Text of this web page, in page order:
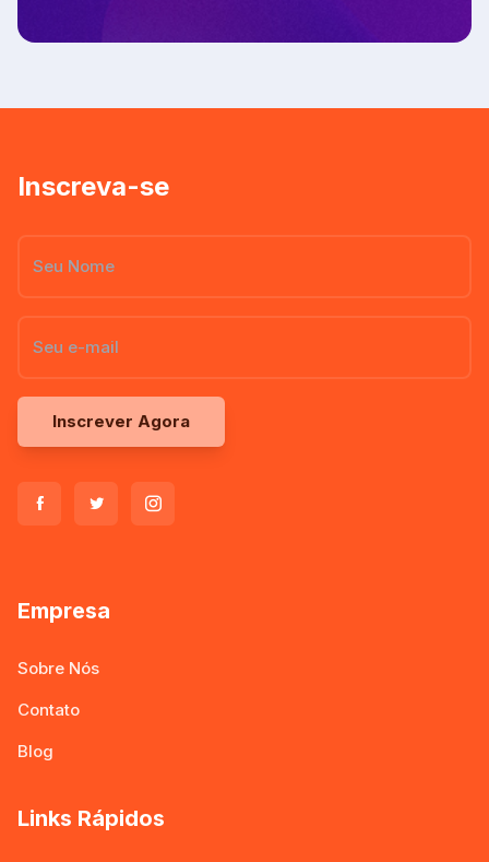
Inscreva-se
Inscrever Agora
Empresa
Sobre Nós
Contato
Blog
Links Rápidos